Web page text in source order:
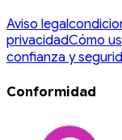
Aviso legal
privacidadCómo
confianza y
Conformidad